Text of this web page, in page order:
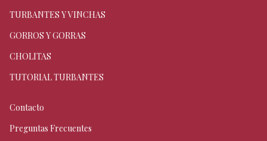
TURBANTES Y VINCHAS
GORROS Y GORRAS
CHOLITAS
TUTORIAL TURBANTES
Contacto
Preguntas Frecuentes